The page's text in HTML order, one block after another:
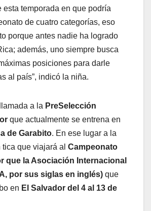
esta temporada en que podría
de cuatro categorías, eso
porque antes nadie ha logrado
además, uno siempre busca
posiciones para darle
al país”, indicó la niña.
a la PreSelección
que actualmente se entrena en
de Garabito. En ese lugar a la
que viajará al Campeonato
que la Asociación Internacional
por sus siglas en inglés) que
en El Salvador del 4 al 13 de